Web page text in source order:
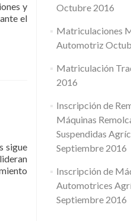
y
el
sigue
Octubre 2016
Matriculaciones
Automotriz
Matriculación
2016
Inscripción de
Máquinas
Suspendidas
Septiembre 2016
Inscripción de
Automotrices
Septiembre 2016